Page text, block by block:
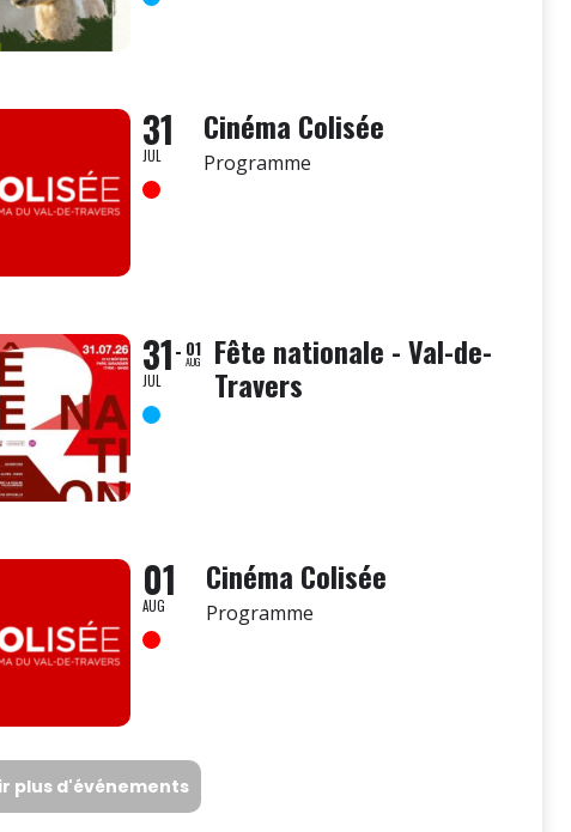
31
JUL
Cinéma Colisée
Programme
31
JUL
01
AUG Fête nationale - Val-de-
Travers
01
AUG
Cinéma Colisée
Programme
plus d'événements